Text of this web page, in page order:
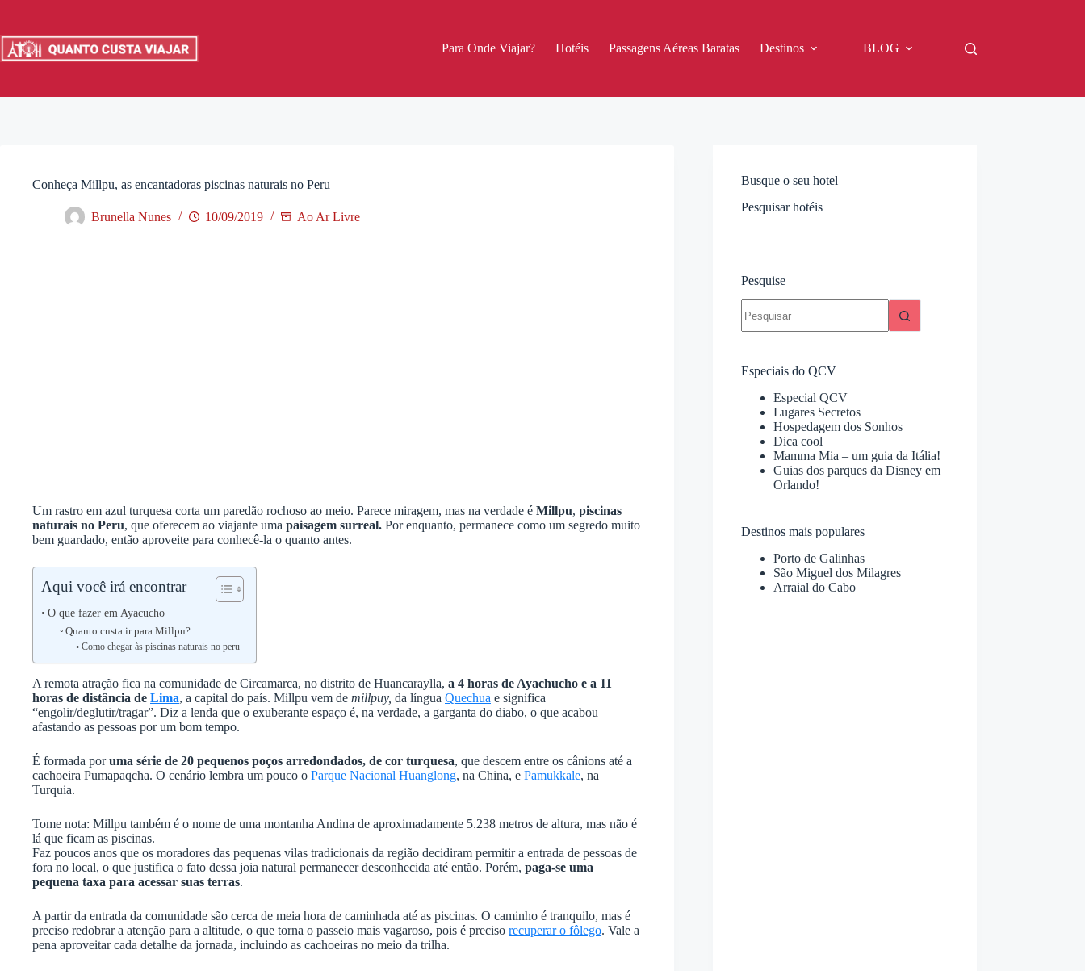
o
conteúdo
Para Onde Viajar? Hotéis Passagens Aéreas Baratas Destinos BLOG
Conheça Millpu, as encantadoras piscinas naturais no Peru
Brunella Nunes 10/09/2019 Ao Ar Livre
Um rastro em azul turquesa corta um paredão rochoso ao meio. Parece miragem, mas na verdade é Millpu, piscinas
naturais no Peru, que oferecem ao viajante uma paisagem surreal. Por enquanto, permanece como um segredo muito
bem guardado, então aproveite para conhecê-la o quanto antes.
Aqui você irá encontrar
O que fazer em Ayacucho
Quanto custa ir para Millpu?
Como chegar às piscinas naturais no peru
A remota atração fica na comunidade de Circamarca, no distrito de Huancaraylla, a 4 horas de Ayachucho e a 11
horas de distância de Lima, a capital do país. Millpu vem de millpuy, da língua Quechua e significa
“engolir/deglutir/tragar”. Diz a lenda que o exuberante espaço é, na verdade, a garganta do diabo, o que acabou
afastando as pessoas por um bom tempo.
É formada poruma série de 20 pequenos poços arredondados, de cor turquesa, que descem entre os cânions até a
cachoeira Pumapaqcha. O cenário lembra um pouco o Parque Nacional Huanglong, na China, e Pamukkale, na
Turquia.
Tome nota: Millpu também é o nome de uma montanha Andina de aproximadamente 5.238 metros de altura, mas não é
lá que ficam as piscinas.
Faz poucos anos que os moradores das pequenas vilas tradicionais da região decidiram permitir a entrada de pessoas de
fora no local, o que justifica o fato dessa joia natural permanecer desconhecida até então. Porém, paga-se uma
pequena taxa para acessar suas terras.
A partir da entrada da comunidade são cerca de meia hora de caminhada até as piscinas. O caminho é tranquilo, mas é
preciso redobrar a atenção para a altitude, o que torna o passeio mais vagaroso, pois é preciso recuperar o fôlego. Vale a
pena aproveitar cada detalhe da jornada, incluindo as cachoeiras no meio da trilha.
Busque o seu hotel
Pesquisar hotéis
Pesquise
resultados
Especiais do QCV
Especial QCV
Lugares Secretos
Hospedagem dos Sonhos
Dica cool
Mamma Mia – um guia da Itália!
Guias dos parques da Disney em
Orlando!
Destinos mais populares
Porto de Galinhas
São Miguel dos Milagres
Arraial do Cabo